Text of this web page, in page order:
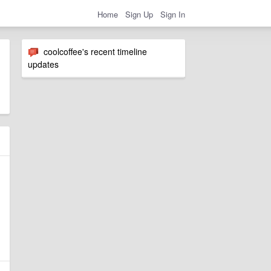
Home Sign Up Sign In
coolcoffee's recent timeline
updates